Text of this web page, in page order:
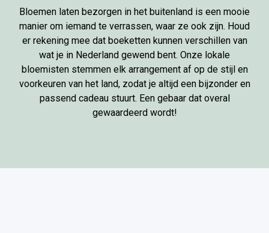
Bloemen laten bezorgen in het buitenland is een mooie
manier om iemand te verrassen, waar ze ook zijn. Houd
er rekening mee dat boeketten kunnen verschillen van
wat je in Nederland gewend bent. Onze lokale
bloemisten stemmen elk arrangement af op de stijl en
voorkeuren van het land, zodat je altijd een bijzonder en
passend cadeau stuurt. Een gebaar dat overal
gewaardeerd wordt!